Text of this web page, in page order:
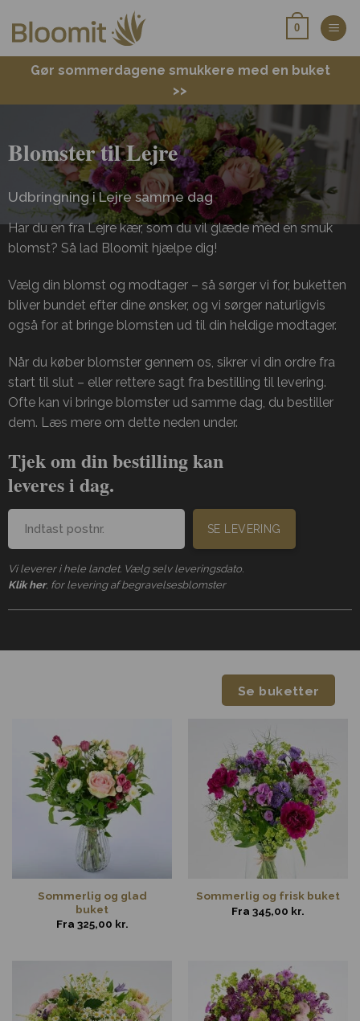
0
Gør sommerdagene smukkere med en buket
>>
Blomster til Lejre
Udbringning i Lejre samme dag
Har du en fra Lejre kær, som du vil glæde med en smuk
blomst? Så lad Bloomit hjælpe dig!
Vælg din blomst og modtager – så sørger vi for, buketten
bliver bundet efter dine ønsker, og vi sørger naturligvis
også for at bringe blomsten ud til din heldige modtager.
Når du køber blomster gennem os, sikrer vi din ordre fra
start til slut – eller rettere sagt fra bestilling til levering.
Ofte kan vi bringe blomster ud samme dag, du bestiller
dem. Læs mere om dette neden under.
Tjek om din bestilling kan
leveres i dag.
SE LEVERING
Vi leverer i hele landet. Vælg selv leveringsdato.
Klik her, for levering af begravelsesblomster
Se buketter
Sommerlig og glad
buket
Fra 325,00 kr.
Sommerlig og frisk buket
Fra 345,00 kr.